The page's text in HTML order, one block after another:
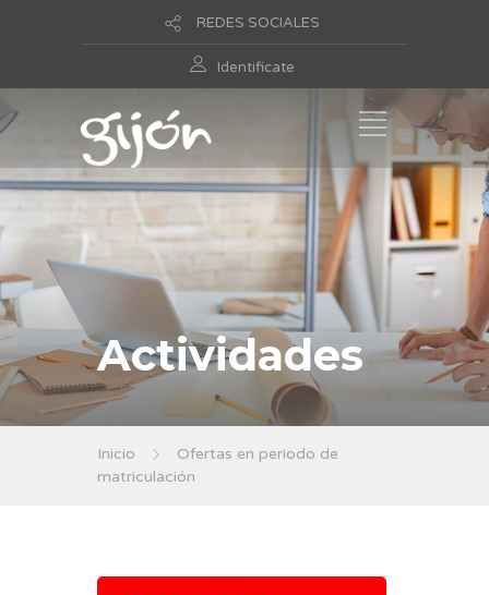
REDES SOCIALES
Identificate
Actividades
Inicio
Ofertas en periodo de
matriculación